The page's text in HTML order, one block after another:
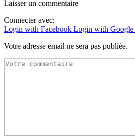
Laisser un commentaire
Connecter avec:
Login with Facebook Login with Google
Votre adresse email ne sera pas publiée.